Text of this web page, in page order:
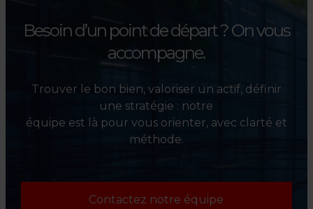
Besoin d’un point de départ ?On vous
accompagne.
Trouver le bon bien, valoriser un actif, définir
une stratégie : notre
équipe est là pour vous orienter, avec clarté et
méthode.
Contactez notre équipe